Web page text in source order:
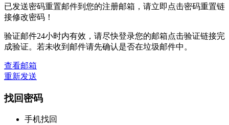
已发送密码重置邮件到您的注册邮箱，请立即点击密码重置链
接修改密码！
验证邮件24小时内有效，请尽快登录您的邮箱点击验证链接完
成验证。若未收到邮件请先确认是否在垃圾邮件中。
查看邮箱
重新发送
找回密码
手机找回